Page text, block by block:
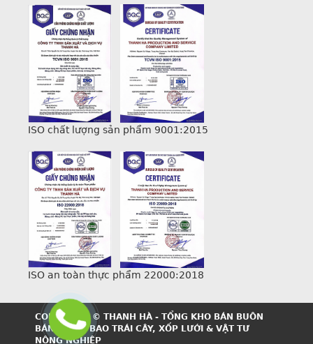
ISO chất lượng sản phẩm 9001:2015
ISO an toàn thực phẩm 22000:2018
COPYRIGHT © THANH HÀ - TỔNG KHO BÁN BUÔN
BÁN LẺ TÚI BAO TRÁI CÂY, XỐP LƯỚI & VẬT TƯ
NÔNG NGHIỆP